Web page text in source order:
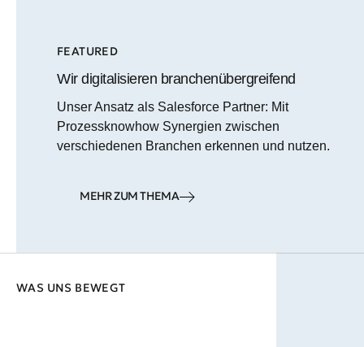
FEATURED
Wir digitalisieren branchenübergreifend
Unser Ansatz als Salesforce Partner: Mit
Prozessknowhow Synergien zwischen
verschiedenen Branchen erkennen und nutzen.
MEHR ZUM THEMA
WAS UNS BEWEGT